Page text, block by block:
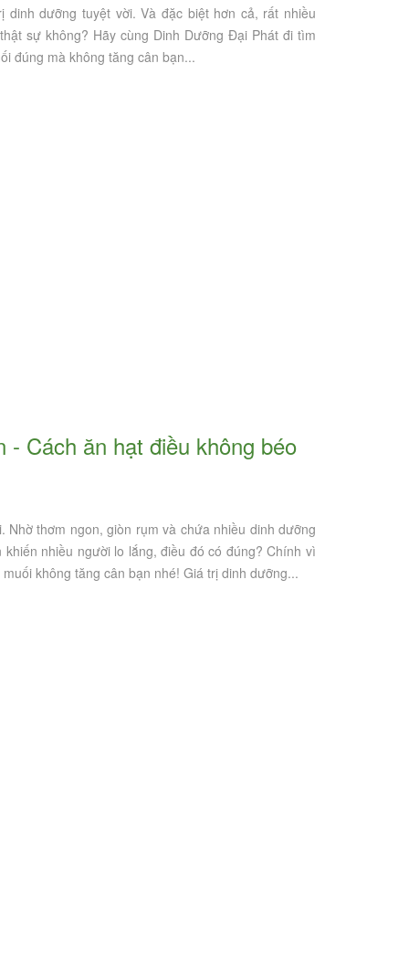
dưỡng tuyệt vời. Và đặc biệt hơn cả, rất nhiều
sự không? Hãy cùng Dinh Dưỡng Đại Phát đi tìm
đúng mà không tăng cân bạn...
thơm ngon, giòn rụm và chứa nhiều dinh dưỡng
nhiều người lo lắng, điều đó có đúng? Chính vì
không tăng cân bạn nhé! Giá trị dinh dưỡng...